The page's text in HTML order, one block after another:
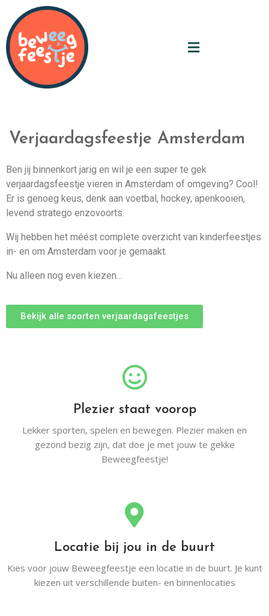
Verjaardagsfeestje Amsterdam
Ben jij binnenkort jarig en wil je een super te gek
verjaardagsfeestje vieren in Amsterdam of omgeving? Cool!
Er is genoeg keus, denk aan voetbal, hockey, apenkooien,
levend stratego enzovoorts.
Wij hebben het méést complete overzicht van kinderfeestjes
in- en om Amsterdam voor je gemaakt.
Nu alleen nog even kiezen…
Bekijk alle soorten verjaardagsfeestjes
Plezier staat voorop
Lekker sporten, spelen en bewegen. Plezier maken en
gezond bezig zijn, dat doe je met jouw te gekke
Beweegfeestje!
Locatie bij jou in de buurt
Kies voor jouw Beweegfeestje een locatie in de buurt. Je kunt
kiezen uit verschillende buiten- en binnenlocaties